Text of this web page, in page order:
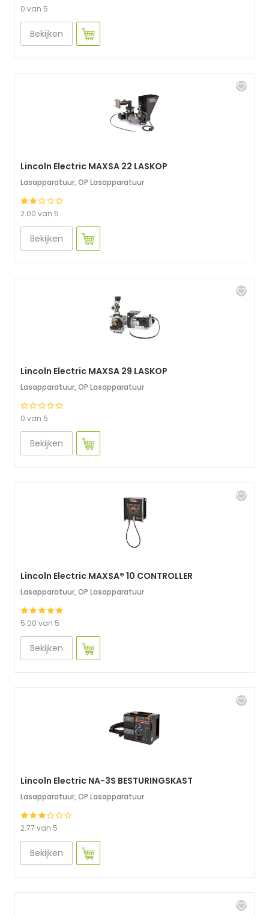
0 van 5
Bekijken
Lincoln Electric MAXSA 22 LASKOP
Lasapparatuur, OP Lasapparatuur
2.00 van 5
Bekijken
Lincoln Electric MAXSA 29 LASKOP
Lasapparatuur, OP Lasapparatuur
0 van 5
Bekijken
Lincoln Electric MAXSA® 10 CONTROLLER
Lasapparatuur, OP Lasapparatuur
5.00 van 5
Bekijken
Lincoln Electric NA-3S BESTURINGSKAST
Lasapparatuur, OP Lasapparatuur
2.77 van 5
Bekijken